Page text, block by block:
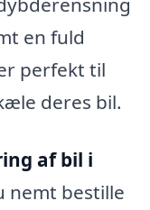
en fuld
perfekt til
deres bil.
af bil i
nemt bestille